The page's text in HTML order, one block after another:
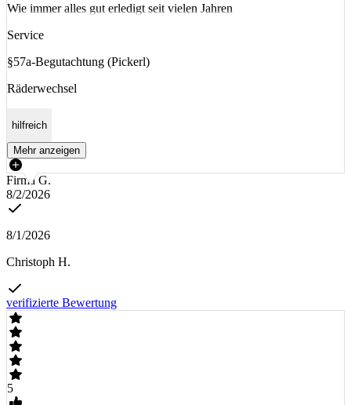
Wie immer alles gut erledigt seit vielen Jahren
Service
§57a-Begutachtung (Pickerl)
Räderwechsel
hilfreich
Mehr anzeigen
Firma G.
8/2/2026
8/1/2026
Christoph H.
verifizierte Bewertung
5